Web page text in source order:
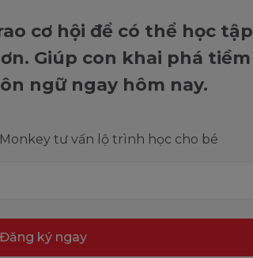
cơ hội để có thể học tập
Giúp con khai phá tiềm
ngữ ngay hôm nay.
tư vấn lộ trình học cho bé
Đăng ký ngay